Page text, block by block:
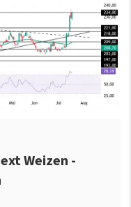
Weizen -